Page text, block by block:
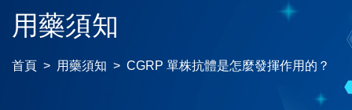
用藥須知
首頁 用藥須知 CGRP 單株抗體是怎麼發揮作用的？